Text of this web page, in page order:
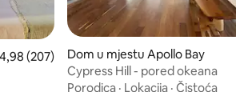
ocjena: 4,98 od 5, recenzija: 207
4,98 (207)
Dom u mjestu Apollo Bay
Cypress Hill - pored okeana
Porodica · Lokacija · Čistoća